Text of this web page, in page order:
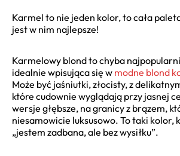
Karmel to nie jeden kolor, to cała
jest w nim najlepsze!
Karmelowy blond to chyba
idealnie wpisująca się w modne blond
Może być jaśniutki, złocisty, z
które cudownie wyglądają przy jasnej
wersje głębsze, na granicy z brązem,
niesamowicie luksusowo. To taki kolor,
„jestem zadbana, ale bez wysiłku”.